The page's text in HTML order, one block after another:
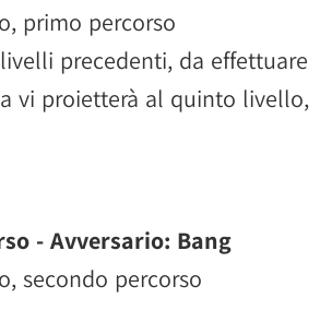
primo percorso
precedenti, da effettuare
vi proietterà al quinto livello,
- Avversario: Bang
secondo percorso